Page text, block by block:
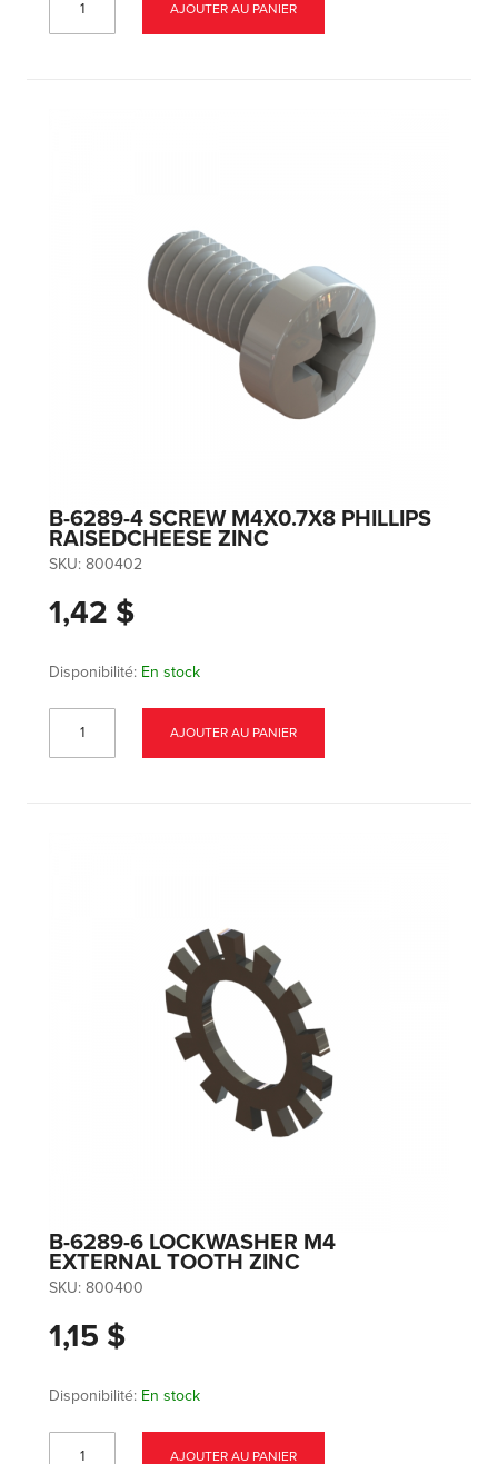
AJOUTER AU PANIER
B-6289-4 SCREW M4X0.7X8 PHILLIPS
RAISEDCHEESE ZINC
SKU: 800402
1,42 $
Disponibilité: En stock
AJOUTER AU PANIER
B-6289-6 LOCKWASHER M4
EXTERNAL TOOTH ZINC
SKU: 800400
1,15 $
Disponibilité: En stock
AJOUTER AU PANIER